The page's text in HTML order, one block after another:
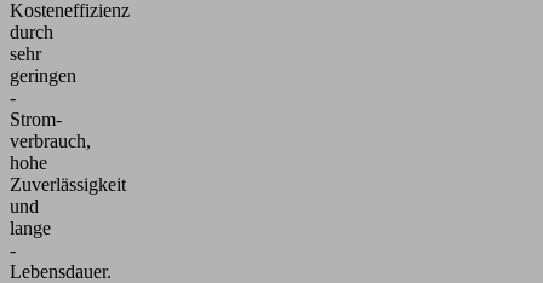
Kosteneffizienz
durch
sehr
geringen
­
Strom­
verbrauch,
hohe
Zuverlässigkeit
und
lange
­
Lebensdauer.